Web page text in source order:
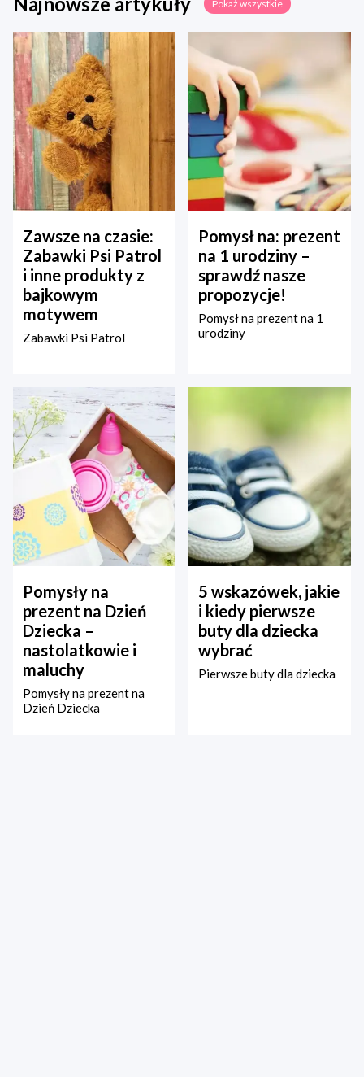
Pokaż wszystkie
Zawsze na czasie:
Zabawki Psi Patrol
i inne produkty z
bajkowym
motywem
Zabawki Psi Patrol
Pomysł na: prezent
na 1 urodziny –
sprawdź nasze
propozycje!
Pomysł na prezent na 1
urodziny
Pomysły na
prezent na Dzień
Dziecka –
nastolatkowie i
maluchy
Pomysły na prezent na
Dzień Dziecka
5 wskazówek, jakie
i kiedy pierwsze
buty dla dziecka
wybrać
Pierwsze buty dla dziecka